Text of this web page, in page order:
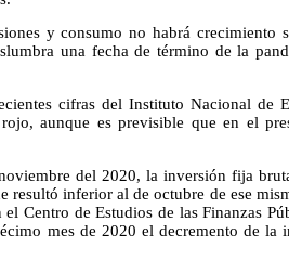
y consumo no habrá crecimiento
una fecha de término de la
cifras del Instituto Nacional de
aunque es previsible que en el
del 2020, la inversión fija
resultó inferior al de octubre de ese
Centro de Estudios de las Finanzas
mes de 2020 el decremento de